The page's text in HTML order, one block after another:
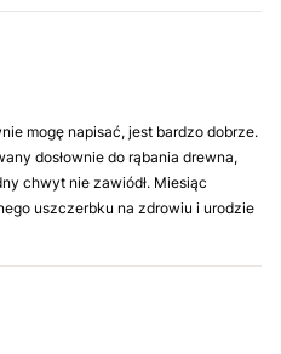
mogę napisać, jest bardzo dobrze.
dosłownie do rąbania drewna,
chwyt nie zawiódł. Miesiąc
uszczerbku na zdrowiu i urodzie